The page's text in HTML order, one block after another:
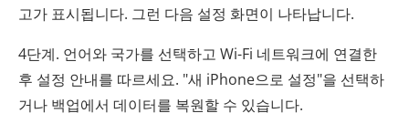
고가 표시됩니다. 그런 다음 설정 화면이 나타납니다.
4단계. 언어와 국가를 선택하고 Wi-Fi 네트워크에 연결한
후 설정 안내를 따르세요. "새 iPhone으로 설정"을 선택하
거나 백업에서 데이터를 복원할 수 있습니다.